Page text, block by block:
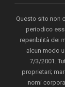
Questo sito non
periodico
reperibilità dei
alcun modo
7/3/2001.
proprietari;
nomi